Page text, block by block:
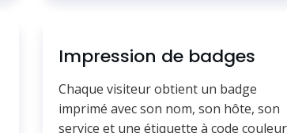
Impression de badges
Chaque visiteur obtient un badge
imprimé avec son nom, son hôte, son
service et une étiquette à code couleur